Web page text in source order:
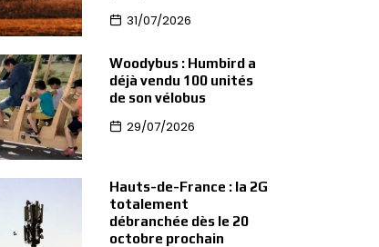
31/07/2026
Woodybus : Humbird a
déjà vendu 100 unités
de son vélobus
29/07/2026
Hauts-de-France : la 2G
totalement
débranchée dès le 20
octobre prochain